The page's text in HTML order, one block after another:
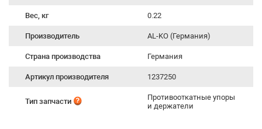
Вес, кг 0.22
Производитель AL-KO (Германия)
Страна производства Германия
Артикул производителя 1237250
Тип запчасти
Противооткатные упоры
и держатели